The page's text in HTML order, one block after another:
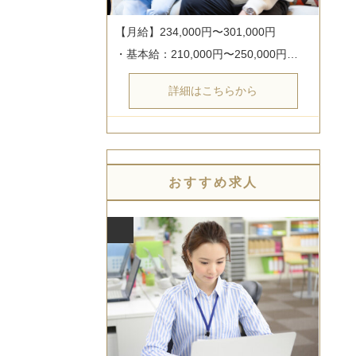
【月給】234,000円〜301,000円
・基本給：210,000円〜250,000円…
詳細はこちらから
おすすめ求人